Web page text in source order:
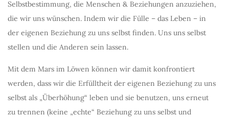
Selbstbestimmung, die Menschen & Beziehungen anzuziehen,
die wir uns wünschen. Indem wir die Fülle – das Leben – in
der eigenen Beziehung zu uns selbst finden. Uns uns selbst
stellen und die Anderen sein lassen.
Mit dem Mars im Löwen können wir damit konfrontiert
werden, dass wir die Erfülltheit der eigenen Beziehung zu uns
selbst als „Überhöhung“ leben und sie benutzen, uns erneut
zu trennen (keine „echte“ Beziehung zu uns selbst und